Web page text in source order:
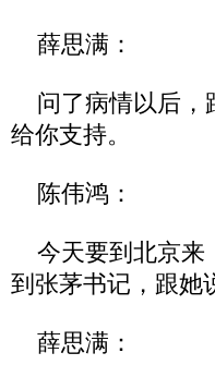
薛思满：
问了病情以后，
给你支持。
陈伟鸿：
今天要到北京来
到张茅书记，跟她
薛思满：